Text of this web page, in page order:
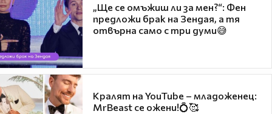
„Ще се омъжиш ли за мен?“: Фен
предложи брак на Зендая, а тя
отвърна само с три думи😅
Кралят на YouTube – младоженец:
MrBeast се ожени!💍🥰